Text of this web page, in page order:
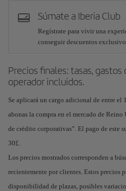
Súmate a Iberia Club
Regístrate para vivir una
conseguir descuentos
Precios finales: tasas,
operador incluidos.
Se aplicará un cargo adicional de entre el
abonas la compra en el mercado de
de crédito corporativas”. El pago de este
30£.
Los precios mostrados corresponden a
recientemente por clientes. Estos precios
disponibilidad de plazas, posibles